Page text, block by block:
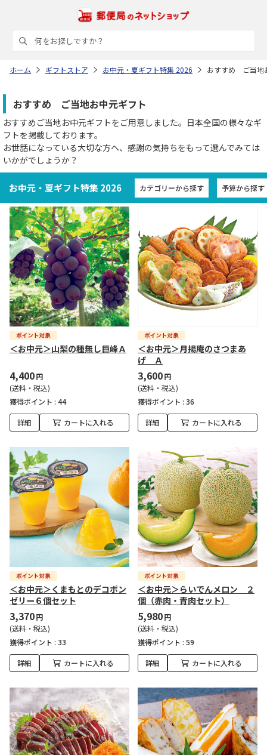
ホーム ギフトストア お中元・夏ギフト特集 2026 おすすめ ご当地
おすすめ ご当地お中元ギフト
おすすめご当地お中元ギフトをご用意しました。日本全国の様々なギ
フトを掲載しております。
お世話になっている大切な方へ、感謝の気持ちをもって選んでみては
いかがでしょうか？
お中元・夏ギフト特集 2026 カテゴリーから探す 予算から探す
＜お中元＞山梨の種無し巨峰Ａ
4,400円
(送料・税込)
獲得ポイント : 44
詳細 カートに入れる
＜お中元＞月揚庵のさつまあ
げ Ａ
3,600円
(送料・税込)
獲得ポイント : 36
詳細 カートに入れる
＜お中元＞くまもとのデコポン
ゼリー６個セット
3,370円
(送料・税込)
獲得ポイント : 33
詳細 カートに入れる
＜お中元＞らいでんメロン ２
個（赤肉・青肉セット）
5,980円
(送料・税込)
獲得ポイント : 59
詳細 カートに入れる